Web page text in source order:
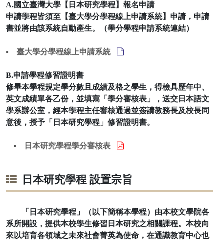
A.國立臺灣大學【日本研究學程】報名申請
申請學程皆須至【臺大學分學程線上申請系統】申請，申請
書並將由該系統自動產生。（學分學程申請系統連結）
▪ 臺大學分學程線上申請系統
B.申請學程修習證明書
修畢本學程規定學分數且成績及格之學生，得檢具歷年中、
英文成績單各乙份，並填寫「學分審核表」，送交日本語文
學系辦公室，經本學程主任審核通過並簽請教務長及校長同
意後，授予「日本研究學程」修習證明書。
▪ 日本研究學程學分審核表
日本研究學程 設置宗旨
「日本研究學程」（以下簡稱本學程）由本校文學院各
系所開設，提供本校學生修習日本研究之相關課程。本校向
來以培育各領域之未來社會菁英為使命，在通識教育中心也